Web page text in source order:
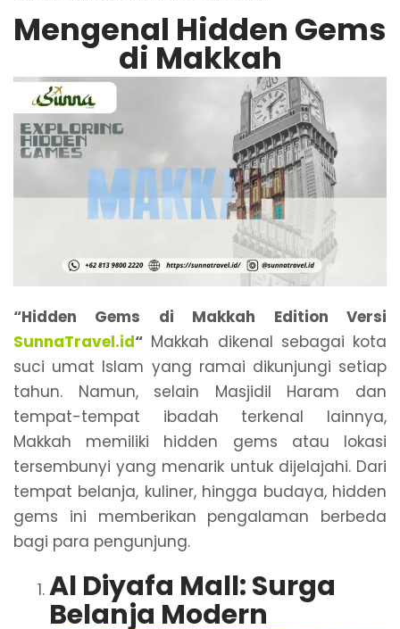
Mengenal Hidden Gems
di Makkah
“Hidden Gems di Makkah Edition Versi
SunnaTravel.id“ Makkah dikenal sebagai kota
suci umat Islam yang ramai dikunjungi setiap
tahun. Namun, selain Masjidil Haram dan
tempat-tempat ibadah terkenal lainnya,
Makkah memiliki hidden gems atau lokasi
tersembunyi yang menarik untuk dijelajahi. Dari
tempat belanja, kuliner, hingga budaya, hidden
gems ini memberikan pengalaman berbeda
bagi para pengunjung.
Al Diyafa Mall: Surga
Belanja Modern